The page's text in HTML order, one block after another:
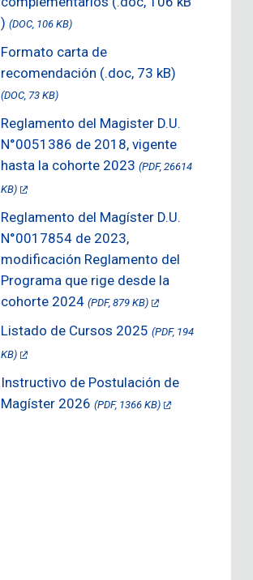
) (DOC, 106 KB)
Formato carta de
recomendación (.doc, 73 kB)
(DOC, 73 KB)
Reglamento del Magister D.U.
N°0051386 de 2018, vigente
hasta la cohorte 2023 (PDF, 26614
KB)
Reglamento del Magíster D.U.
N°0017854 de 2023,
modificación Reglamento del
Programa que rige desde la
cohorte 2024 (PDF, 879 KB)
Listado de Cursos 2025 (PDF, 194
KB)
Instructivo de Postulación de
Magíster 2026 (PDF, 1366 KB)